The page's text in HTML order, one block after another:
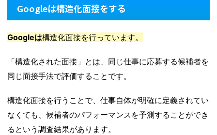
Googleは構造化面接をする
Googleは構造化面接を行っています。
「構造化された面接」とは、同じ仕事に応募する候補者を
同じ面接手法で評価することです。
構造化面接を行うことで、仕事自体が明確に定義されてい
なくても、候補者のパフォーマンスを予測することができ
るという調査結果があります。